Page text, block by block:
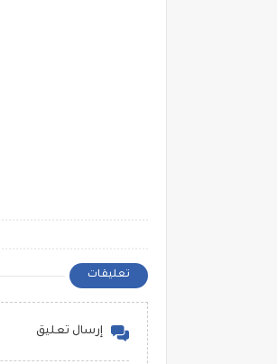
تعليقات
إرسال تعليق